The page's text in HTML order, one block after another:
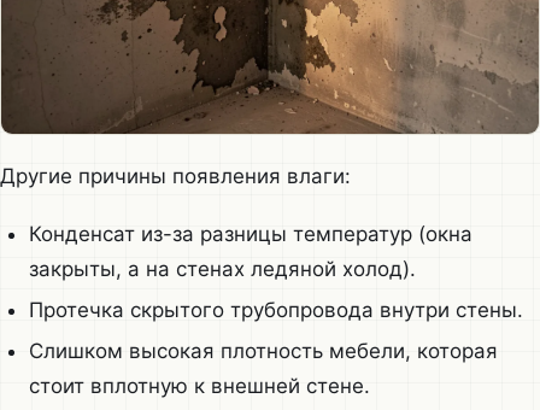
Другие причины появления влаги:
Конденсат из-за разницы температур (окна
закрыты, а на стенах ледяной холод).
Протечка скрытого трубопровода внутри стены.
Слишком высокая плотность мебели, которая
стоит вплотную к внешней стене.